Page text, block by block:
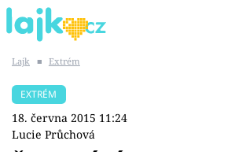
SHOPAHOLICADEL
Lajk ■ Extrém
EXTRÉM
18. června 2015 11:24
Lucie Průchová